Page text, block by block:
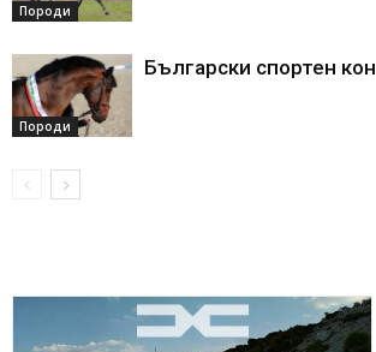
Породи
Породи
Български спортен кон